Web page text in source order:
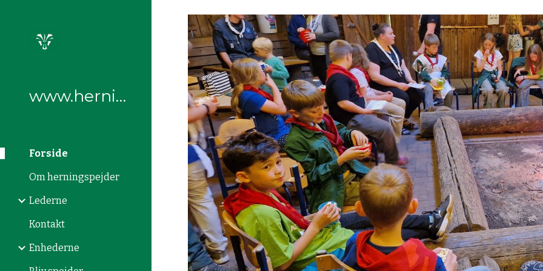
Skip to main content Skip to
www.herningspejder.dk
Forside
Om herningspejder
Lederne
Kontakt
Enhederne